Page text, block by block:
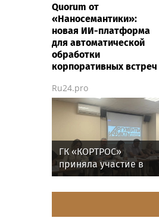
Quorum от
«Наносемантики»:
новая ИИ-платформа
для автоматической
обработки
корпоративных встреч
Ru24.pro
ГК «КОРТРОС»
приняла участие в
пресс‑конференции о
развитии
в Челябинске